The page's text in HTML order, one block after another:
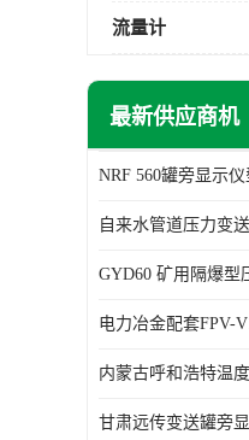
流量计
最新供应商机
NRF 560罐旁显示仪
GYD60 矿用隔爆型